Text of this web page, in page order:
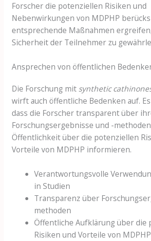
Forscher die potenziellen Risiken und
Nebenwirkungen von MDPHP
entsprechende Maßnahmen
Sicherheit der Teilnehmer zu
Ansprechen von öffentlichen
Die Forschung mit synthetic
wirft auch öffentliche Bedenken auf.
dass die Forscher transparent über
Forschungsergebnisse und -
Öffentlichkeit über die potenziellen
Vorteile von MDPHP informieren.
Verantwortungsvolle
in Studien
Transparenz über
methoden
Öffentliche Aufklärung über die
Risiken und Vorteile von MDPHP